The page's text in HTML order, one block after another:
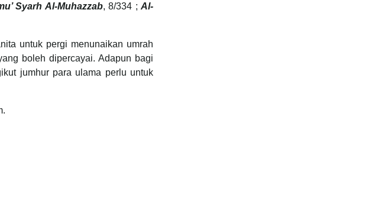
Syarh Al-Muhazzab, 8/334 ;Al-
untuk pergi menunaikan umrah
boleh dipercayai. Adapun bagi
jumhur para ulama perlu untuk